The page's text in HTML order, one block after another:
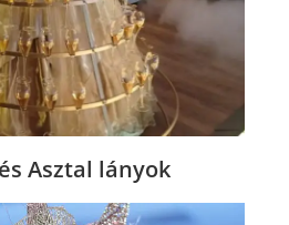
Asztal lányok​